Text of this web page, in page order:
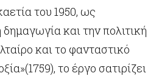
του 1950, ως
και την πολιτική
και το φανταστικό
το έργο σατιρίζει